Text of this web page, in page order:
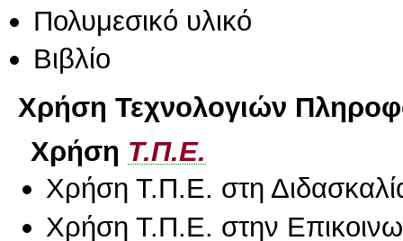
Πολυμεσικό υλικό
Βιβλίο
Χρήση Τεχνολογιών
Χρήση Τ.Π.Ε.
Χρήση Τ.Π.Ε. στη
Χρήση Τ.Π.Ε. στην